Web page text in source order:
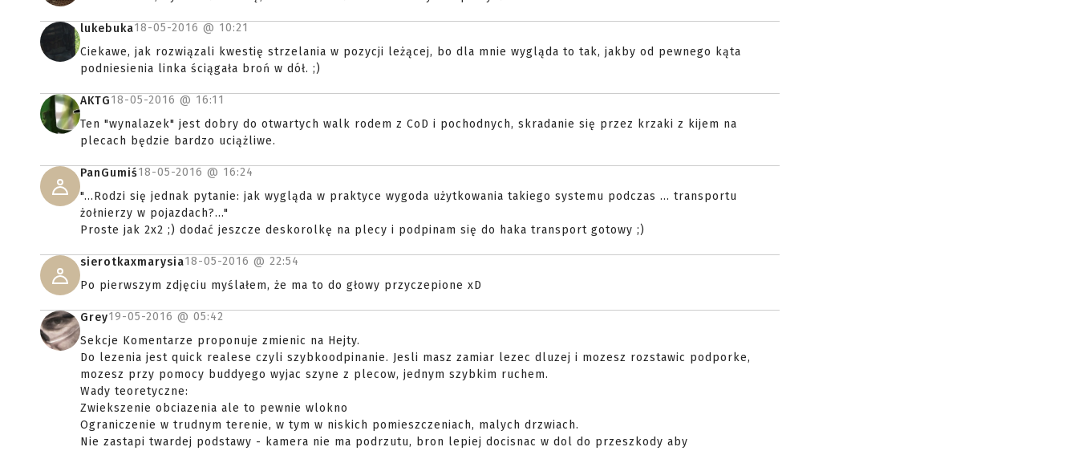
lukebuka18-05-2016 @ 10:21
Ciekawe, jak rozwiązali kwestię strzelania w pozycji leżącej, bo dla mnie wygląda to tak, jakby od pewnego kąta
podniesienia linka ściągała broń w dół. ;)
AKTG18-05-2016 @ 16:11
Ten "wynalazek" jest dobry do otwartych walk rodem z CoD i pochodnych, skradanie się przez krzaki z kijem na
plecach będzie bardzo uciążliwe.
PanGumiś18-05-2016 @ 16:24
"...Rodzi się jednak pytanie: jak wygląda w praktyce wygoda użytkowania takiego systemu podczas ... transportu
żołnierzy w pojazdach?..."
Proste jak 2x2 ;) dodać jeszcze deskorolkę na plecy i podpinam się do haka transport gotowy ;)
sierotkaxmarysia18-05-2016 @ 22:54
Po pierwszym zdjęciu myślałem, że ma to do głowy przyczepione xD
Grey19-05-2016 @ 05:42
Sekcje Komentarze proponuje zmienic na Hejty.
Do lezenia jest quick realese czyli szybkoodpinanie. Jesli masz zamiar lezec dluzej i mozesz rozstawic podporke,
mozesz przy pomocy buddyego wyjac szyne z plecow, jednym szybkim ruchem.
Wady teoretyczne:
Zwiekszenie obciazenia ale to pewnie wlokno
Ograniczenie w trudnym terenie, w tym w niskich pomieszczeniach, malych drzwiach.
Nie zastapi twardej podstawy - kamera nie ma podrzutu, bron lepiej docisnac w dol do przeszkody aby